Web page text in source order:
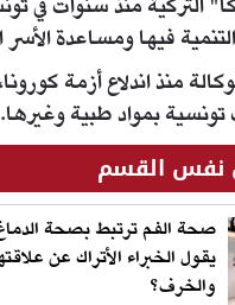
التركية منذ سنوات في
فيها ومساعدة الأسر
منذ اندلاع أزمة
بمواد طبية وغيرها.
نفس القسم
صحة الفم ترتبط بصحة
يقول الخبراء الأتراك عن
والخرف؟